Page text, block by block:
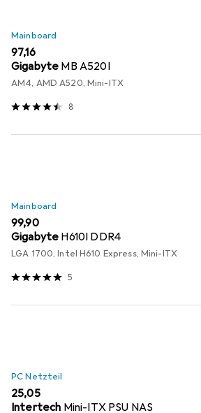
Mainboard
EUR
97,16
Gigabyte MB A520I
AM4, AMD A520, Mini-ITX
8
Mainboard
EUR
99,90
Gigabyte H610I DDR4
LGA 1700, Intel H610 Express, Mini-ITX
5
PC Netzteil
EUR
25,05
Intertech Mini-ITX PSU NAS